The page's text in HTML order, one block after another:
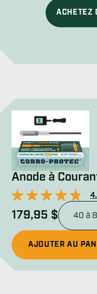
ACHETEZ
Anode à
179,95 $
Type de
AJOUTER AU